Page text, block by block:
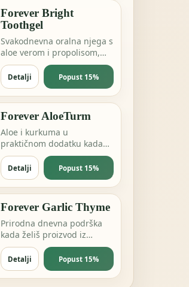
Forever Bright
Toothgel
Svakodnevna oralna njega s
aloe verom i propolisom,
bez nepotrebnog
kompliciranja.
Detalji Popust 15%
Forever AloeTurm
Aloe i kurkuma u
praktičnom dodatku kada
želiš podršku probavi,
zglobovima ili dnevnoj
ravnoteži.
Detalji Popust 15%
Forever Garlic Thyme
Prirodna dnevna podrška
kada želiš proizvod iz
pčelinje ili biljne linije za
energiju i otpornost.
Detalji Popust 15%